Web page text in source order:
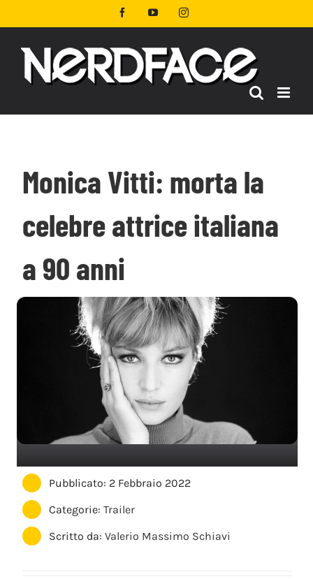
al
FacebookYouTubeInstagram
Monica Vitti: morta la
celebre attrice italiana
a 90 anni
Pubblicato: 2 Febbraio 2022
Categorie:Trailer
Scritto da:Valerio Massimo Schiavi